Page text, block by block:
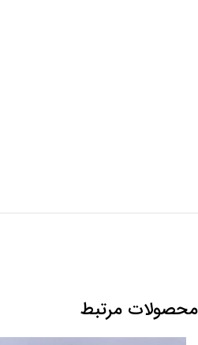
محصولات مرتبط